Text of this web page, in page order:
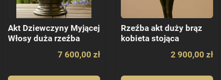
Akt Dziewczyny Myjącej
Włosy duża rzeźba
7 600,00 zł
Rzeźba akt duży brąz
kobieta stojąca
2 900,00 zł